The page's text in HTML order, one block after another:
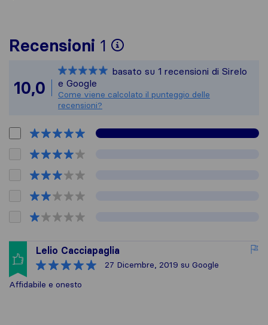
Recensioni 1
Per avere un
Tutte le recensioni
10,0
basato su 1 recensioni di Sirelo
e Google
Come viene calcolato il punteggio delle
recensioni?
Lelio Cacciapaglia
27 Dicembre, 2019 su Google
Affidabile e onesto